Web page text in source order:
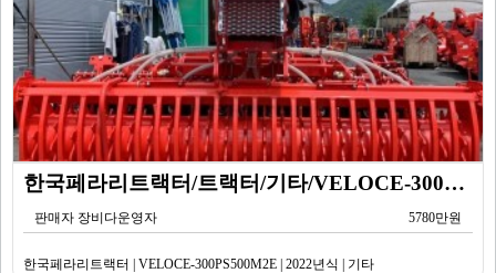
한국페라리트랙터/트랙터/기타/VELOCE-300PS500M2E/2022년식
판매자 장비다운영자 5780만원
한국페라리트랙터 | VELOCE-300PS500M2E | 2022년식 | 기타